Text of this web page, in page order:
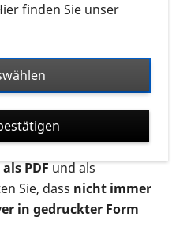
sämtliches Infomaterial
um ausschließlich
Audios oder Videos zu
und Broschüren werden in
zur
als gedruckte Variante
PDFund als
Sie, dass nicht immer
in gedruckter Form
finden Sie unser